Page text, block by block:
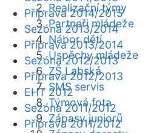
Realizační týmy
Partneři mládeže
Nábor dětí
Úspěchy mládeže
ZŠ Labská
SMS servis
Týmová fota
Zápasy juniorů
Příprava 2014/2015
Sezóna 2013/2014
Příprava 2013/2014
Sezóna 2012/2013
Příprava 2012/2013
EHT 2012
Sezóna 2011/2012
Příprava 2011/2012